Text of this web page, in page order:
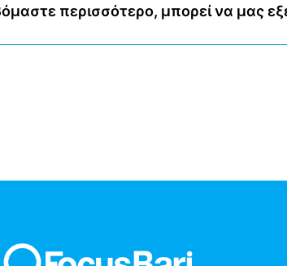
περισσότερο, μπορεί να μας